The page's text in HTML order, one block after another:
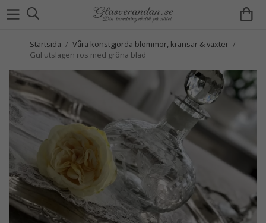
Startsida / Våra konstgjorda blommor, kransar & växter /
Gul utslagen ros med gröna blad